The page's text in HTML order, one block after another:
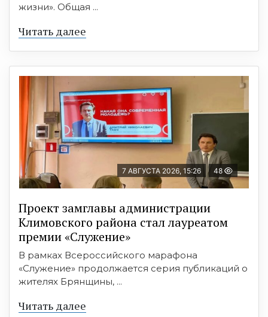
жизни». Общая ...
Читать далее
7 АВГУСТА 2026, 15:26 48
Проект замглавы администрации
Климовского района стал лауреатом
премии «Служение»
В рамках Всероссийского марафона
«Служение» продолжается серия публикаций о
жителях Брянщины, ...
Читать далее